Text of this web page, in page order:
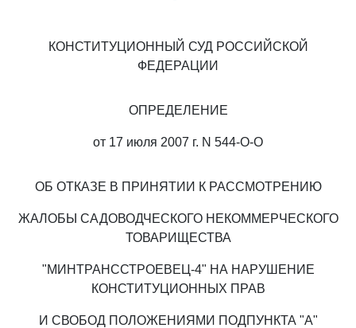
КОНСТИТУЦИОННЫЙ СУД РОССИЙСКОЙ
ФЕДЕРАЦИИ
ОПРЕДЕЛЕНИЕ
от 17 июля 2007 г. N 544-О-О
ОБ ОТКАЗЕ В ПРИНЯТИИ К РАССМОТРЕНИЮ
ЖАЛОБЫ САДОВОДЧЕСКОГО НЕКОММЕРЧЕСКОГО
ТОВАРИЩЕСТВА
"МИНТРАНССТРОЕВЕЦ-4" НА НАРУШЕНИЕ
КОНСТИТУЦИОННЫХ ПРАВ
И СВОБОД ПОЛОЖЕНИЯМИ ПОДПУНКТА "А"